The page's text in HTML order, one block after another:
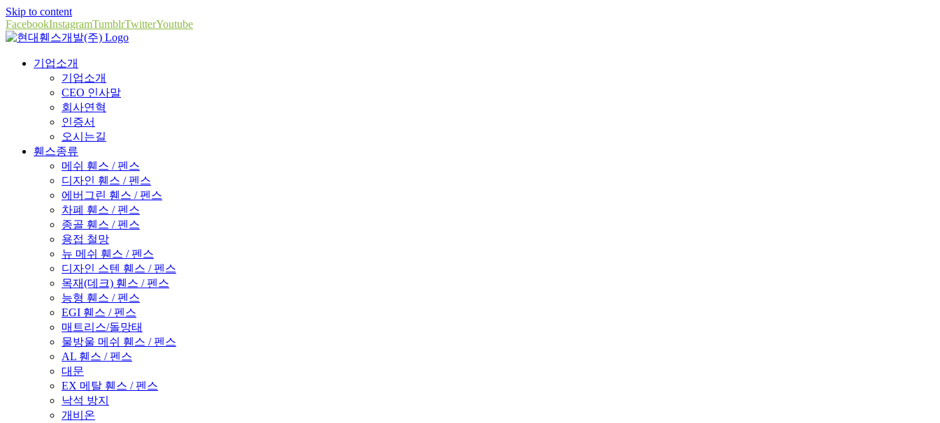
Skip to content
FacebookInstagramTumblrTwitterYoutube
기업소개
기업소개
CEO 인사말
회사연혁
인증서
오시는길
휀스종류
메쉬 휀스 / 펜스
디자인 휀스 / 펜스
에버그린 휀스 / 펜스
차폐 휀스 / 펜스
종골 휀스 / 펜스
용접 철망
뉴 메쉬 휀스 / 펜스
디자인 스텐 휀스 / 펜스
목재(데크) 휀스 / 펜스
능형 휀스 / 펜스
EGI 휀스 / 펜스
매트리스/돌망태
물방울 메쉬 휀스 / 펜스
AL 휀스 / 펜스
대문
EX 메탈 휀스 / 펜스
낙석 방지
개비온